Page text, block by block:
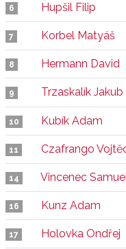
6 Hupšil Filip
7 Korbel Matyáš
8 Hermann David
9 Trzaskalík Jakub
10 Kubík Adam
11 Czafrango
14 Vincenec
16 Kunz Adam
17 Holovka Ondřej